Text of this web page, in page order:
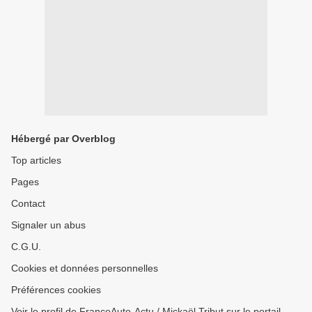
Hébergé par Overblog
Top articles
Pages
Contact
Signaler un abus
C.G.U.
Cookies et données personnelles
Préférences cookies